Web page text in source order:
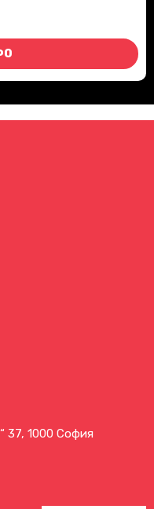
37, 1000 София